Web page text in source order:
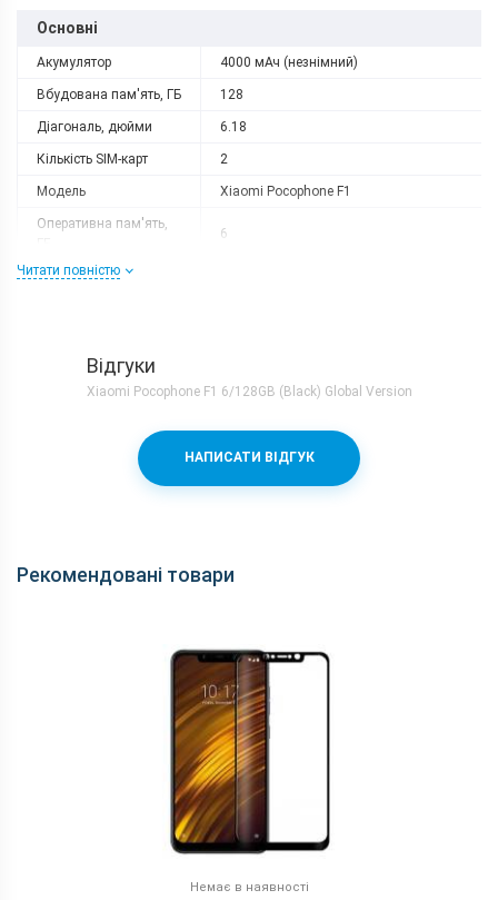
Основні
Акумулятор 4000 мАч (незнімний)
Вбудована пам'ять, ГБ 128
Діагональ, дюйми 6.18
Кількість SIM-карт 2
Модель Xiaomi Pocophone F1
Оперативна пам'ять,
6
Роздільна здатність
Процесор
Qualcomm Snapdragon 845 + Adreno
630
20
182
немає
пластик
155.5x75.2x8.8
Читати повністю
Відгуки
Xiaomi Pocophone F1 6/128GB (Black) Global Version
НАПИСАТИ ВІДГУК
Рекомендовані товари
Немає в наявності